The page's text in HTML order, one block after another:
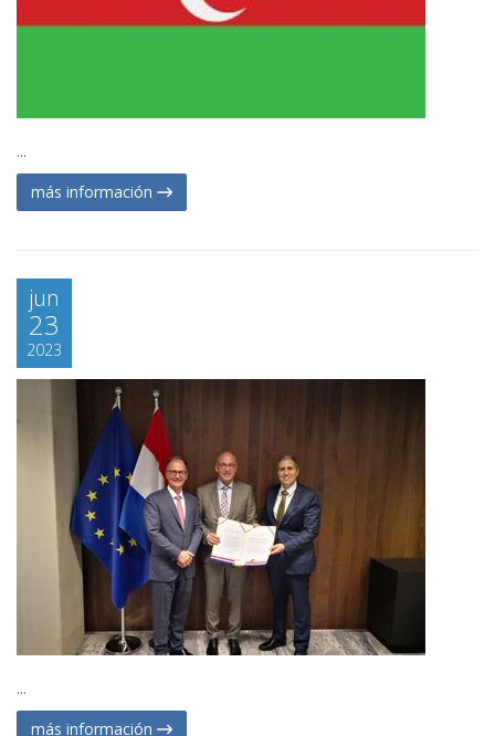
...
más información
jun
23
2023
...
más información